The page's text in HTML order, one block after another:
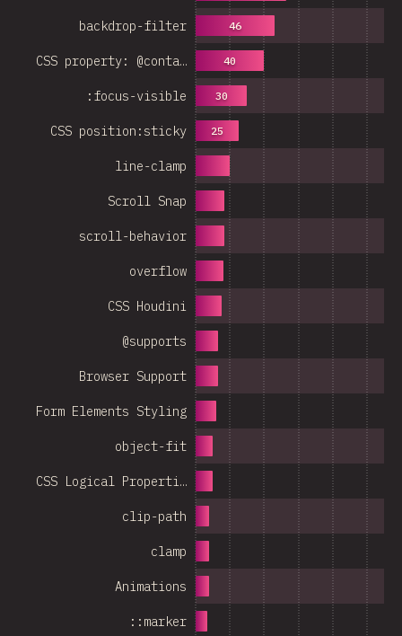
::marker
Animations
clamp
clip-path
CSS Logical Properti…
object-fit
Form Elements Styling
Browser Support
@supports
CSS Houdini
overflow
scroll-behavior
Scroll Snap
line-clamp
CSS position:sticky
:focus-visible
CSS property: @conta…
backdrop-filter
25
30
40
46